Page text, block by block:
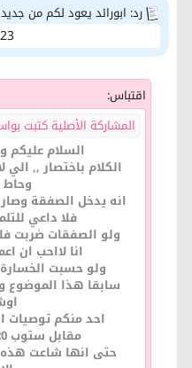
رد: ابورائد يعود لكم من
23 - 03 - 2016,
اقتباس:
المشاركة الأصلية كتبت
السلام عليكم
الكلام باختصار ,, الي
وحاط
انه يدخل الصفقة
فلا داعي
ولو الصفقات ضربت
انا لااحب ان
ولو حسبت
سابقا هذا الموضوع
احد منكم توصيات
مقابل ستوب 20 او 30 واحيانا 10
حتى انها شاعت